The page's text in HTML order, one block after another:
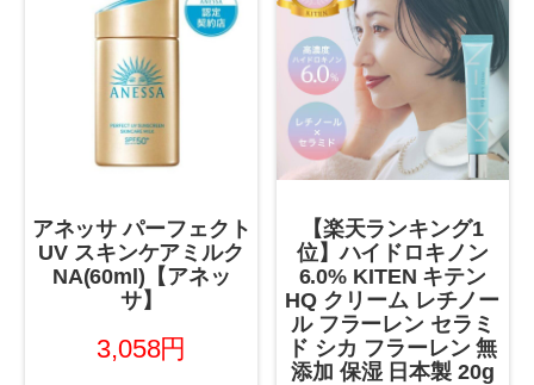
アネッサ パーフェクト
UV スキンケアミルク
NA(60ml)【アネッ
サ】
3,058円
【楽天ランキング1
位】ハイドロキノン
6.0% KITEN キテン
HQ クリーム レチノー
ル フラーレン セラミ
ド シカ フラーレン 無
添加 保湿 日本製 20g